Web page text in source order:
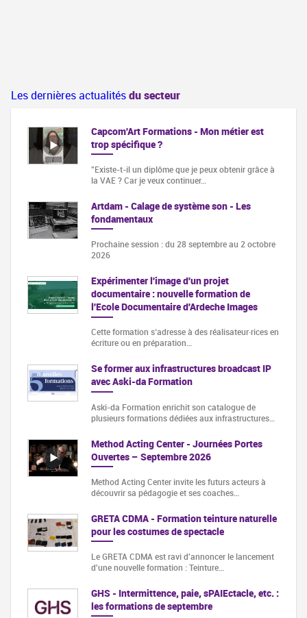
Les dernières actualitésdu secteur
Capcom'Art Formations - Mon métier est
trop spécifique ?
"Existe-t-il un diplôme que je peux obtenir grâce à
la VAE ? Car je veux continuer…
Artdam - Calage de système son - Les
fondamentaux
Prochaine session : du 28 septembre au 2 octobre
2026
Expérimenter l'image d'un projet
documentaire : nouvelle formation de
l'Ecole Documentaire d'Ardeche Images
Cette formation s‘adresse à des réalisateur·rices en
écriture ou en préparation…
Se former aux infrastructures broadcast IP
avec Aski-da Formation
Aski-da Formation enrichit son catalogue de
plusieurs formations dédiées aux infrastructures…
Method Acting Center - Journées Portes
Ouvertes – Septembre 2026
Method Acting Center invite les futurs acteurs à
découvrir sa pédagogie et ses coaches…
GRETA CDMA - Formation teinture naturelle
pour les costumes de spectacle
Le GRETA CDMA est ravi d'annoncer le lancement
d'une nouvelle formation : Teinture…
GHS - Intermittence, paie, sPAIEctacle, etc. :
les formations de septembre